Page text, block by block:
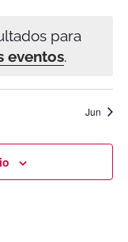
para
eventos.
Jun